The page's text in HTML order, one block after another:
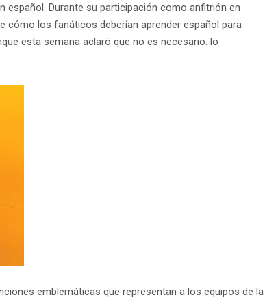
español. Durante su participación como anfitrión en
cómo los fanáticos deberían aprender español para
esta semana aclaró que no es necesario: lo
emblemáticas que representan a los equipos de la